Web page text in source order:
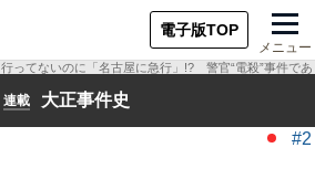
電子版TOP
メニュー
行ってないのに「名古屋に急行」!? 警官“電殺”事件で
連載 大正事件史
#2